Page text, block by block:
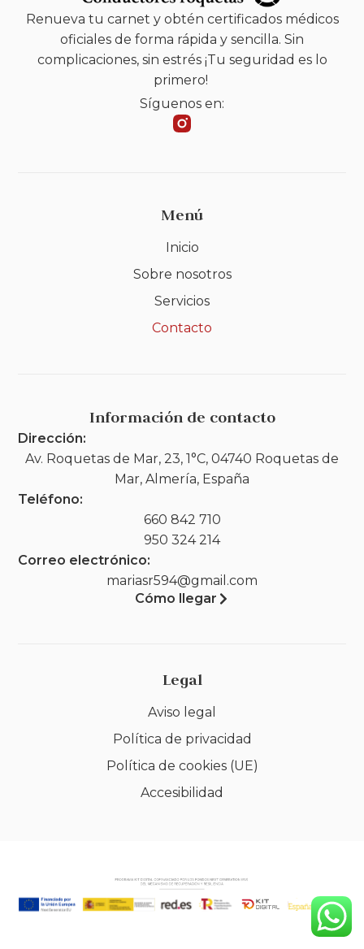
Renueva tu carnet y obtén certificados médicos
oficiales de forma rápida y sencilla. Sin
complicaciones, sin estrés ¡Tu seguridad es lo
primero!
Síguenos en:
Menú
Inicio
Sobre nosotros
Servicios
Contacto
Información de contacto
Dirección:
Av. Roquetas de Mar, 23, 1°C, 04740 Roquetas de
Mar, Almería, España
Teléfono:
660 842 710
950 324 214
Correo electrónico:
mariasr594@gmail.com
Cómo llegar
Legal
Aviso legal
Política de privacidad
Política de cookies (UE)
Accesibilidad